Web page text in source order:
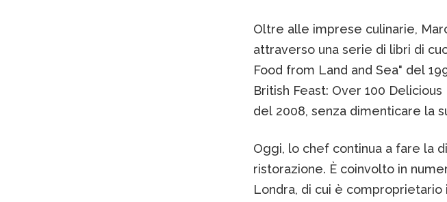
Oltre alle imprese culinarie,
attraverso una serie di libri di
Food from Land and Sea" del
British Feast: Over 100
del 2008, senza dimenticare la
Oggi, lo chef continua a fare la
ristorazione. È coinvolto in
Londra, di cui è